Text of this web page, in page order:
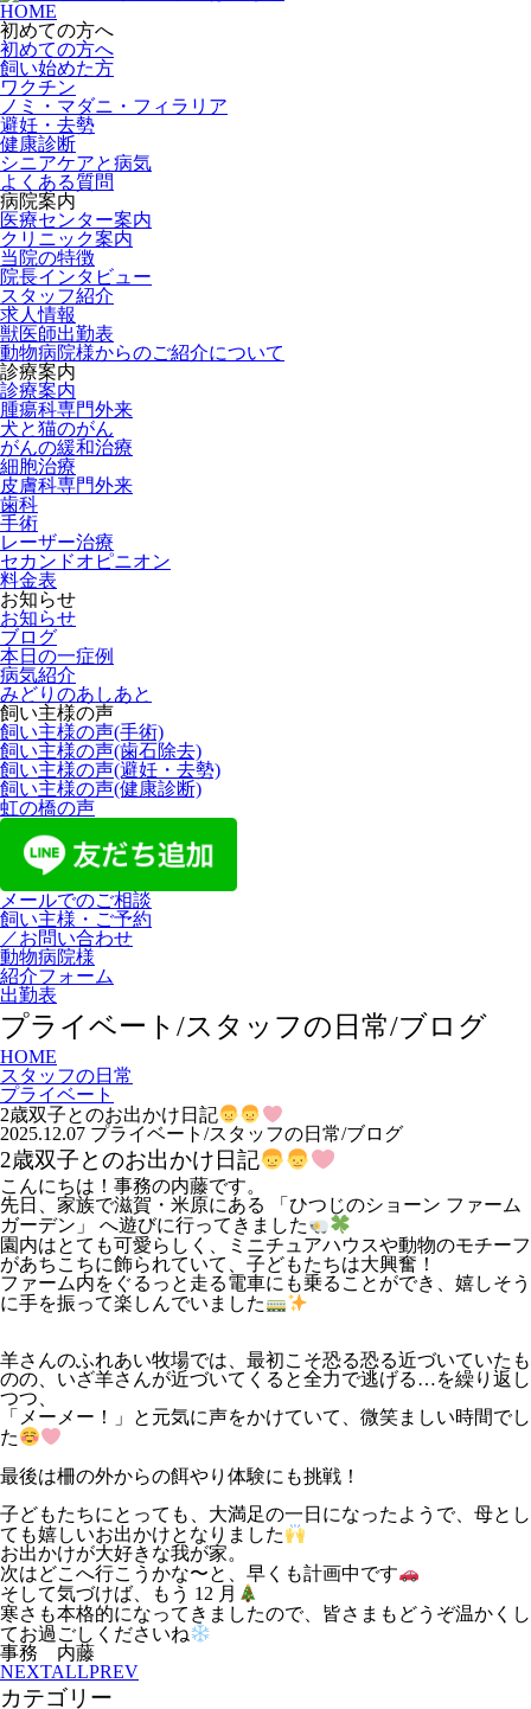
HOME
初めての方へ
初めての方へ
飼い始めた方
ワクチン
ノミ・マダニ・フィラリア
避妊・去勢
健康診断
シニアケアと病気
よくある質問
病院案内
医療センター案内
クリニック案内
当院の特徴
院長インタビュー
スタッフ紹介
求人情報
獣医師出勤表
動物病院様からのご紹介について
診療案内
診療案内
腫瘍科専門外来
犬と猫のがん
がんの緩和治療
細胞治療
皮膚科専門外来
歯科
手術
レーザー治療
セカンドオピニオン
料金表
お知らせ
お知らせ
ブログ
本日の一症例
病気紹介
みどりのあしあと
飼い主様の声
飼い主様の声(手術)
飼い主様の声(歯石除去)
飼い主様の声(避妊・去勢)
飼い主様の声(健康診断)
虹の橋の声
メールでのご相談
飼い主様・ご予約
／お問い合わせ
動物病院様
紹介フォーム
出勤表
プライベート/スタッフの日常/ブログ
HOME
スタッフの日常
プライベート
2歳双子とのお出かけ日記
2025.12.07 プライベート/スタッフの日常/ブログ
2歳双子とのお出かけ日記
こんにちは！事務の内藤です。
先日、家族で滋賀・米原にある 「ひつじのショーン ファーム
ガーデン」 へ遊びに行ってきました
園内はとても可愛らしく、ミニチュアハウスや動物のモチーフ
があちこちに飾られていて、子どもたちは大興奮！
ファーム内をぐるっと走る電車にも乗ることができ、嬉しそう
に手を振って楽しんでいました
羊さんのふれあい牧場では、最初こそ恐る恐る近づいていたも
のの、いざ羊さんが近づいてくると全力で逃げる…を繰り返し
つつ、
「メーメー！」と元気に声をかけていて、微笑ましい時間でし
た
最後は柵の外からの餌やり体験にも挑戦！
子どもたちにとっても、大満足の一日になったようで、母とし
ても嬉しいお出かけとなりました
お出かけが大好きな我が家。
次はどこへ行こうかな〜と、早くも計画中です
そして気づけば、もう 12 月
寒さも本格的になってきましたので、皆さまもどうぞ温かくし
てお過ごしくださいね
事務 内藤
NEXTALLPREV
カテゴリー